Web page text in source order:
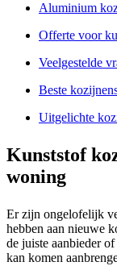
Aluminium
Offerte voor
Veelgestelde
Beste
Uitgelichte
Kunststof
woning
Er zijn ongelofelijk
hebben aan nieuwe
de juiste aanbieder
kan komen